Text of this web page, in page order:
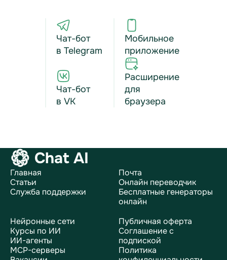
Чат-бот
в Telegram
Чат-бот
в VK
Мобильное
приложение
Расширение
для
браузера
Chat AI
Главная
Статьи
Служба поддержки
Почта
Онлайн переводчик
Бесплатные генераторы
онлайн
Нейронные сети
Курсы по ИИ
ИИ-агенты
MCP-серверы
Публичная оферта
Соглашение с
подпиской
Политика